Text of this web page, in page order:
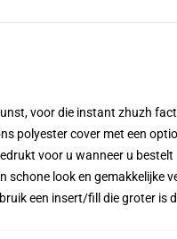
voor die instant zhuzh
polyester cover met een
voor u wanneer u bestelt
schone look en gemakkelijke
een insert/fill die groter is